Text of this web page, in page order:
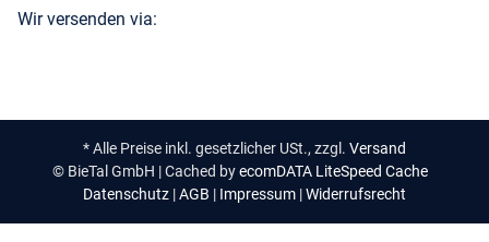
Wir versenden via:
* Alle Preise inkl. gesetzlicher USt., zzgl. Versand
© BieTal GmbH | Cached byecomDATA LiteSpeed Cache
Datenschutz |AGB | Impressum |Widerrufsrecht